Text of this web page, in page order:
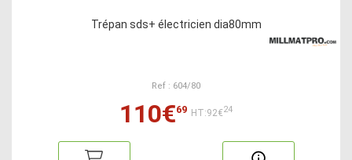
Trépan sds+ électricien dia80mm
Ref : 604/80
110€69 HT:92€24